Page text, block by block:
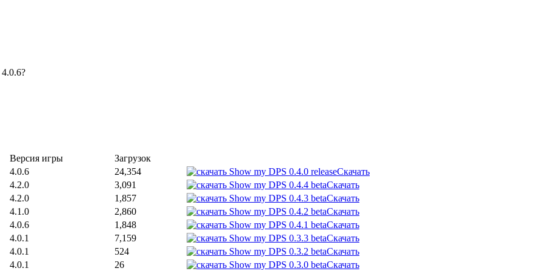
Версия игры
Загрузок
4.0.6
24,354
Скачать
4.2.0
3,091
Скачать
4.2.0
1,857
Скачать
4.1.0
2,860
Скачать
4.0.6
1,848
Скачать
4.0.1
7,159
Скачать
4.0.1
524
Скачать
4.0.1
26 Скачать